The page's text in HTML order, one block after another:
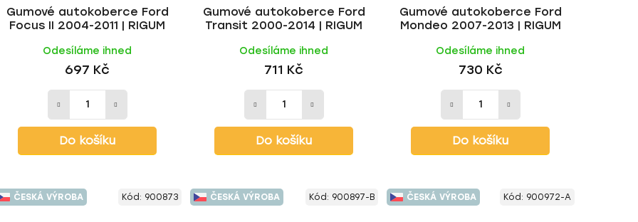
Gumové autokoberce Ford
Focus II 2004-2011 | RIGUM
Odesíláme ihned
697 Kč
Do košíku
Gumové autokoberce Ford
Transit 2000-2014 | RIGUM
Odesíláme ihned
711 Kč
Do košíku
Gumové autokoberce Ford
Mondeo 2007-2013 | RIGUM
Odesíláme ihned
730 Kč
Do košíku
ČESKÁ VÝROBA Kód: 900873 ČESKÁ VÝROBA Kód: 900897-B ČESKÁ VÝROBA Kód: 900972-A